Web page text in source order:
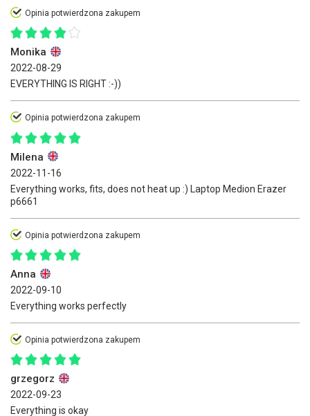
Opinia potwierdzona zakupem
Monika
2022-08-29
EVERYTHING IS RIGHT :-))
Opinia potwierdzona zakupem
Milena
2022-11-16
Everything works, fits, does not heat up :) Laptop Medion Erazer
p6661
Opinia potwierdzona zakupem
Anna
2022-09-10
Everything works perfectly
Opinia potwierdzona zakupem
grzegorz
2022-09-23
Everything is okay